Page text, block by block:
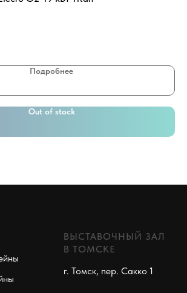
Подробнее
Out of stock
ВЫСТАВОЧНЫЙ ЗАЛ
В ТОМСКЕ
г. Томск, пер. Сакко 1